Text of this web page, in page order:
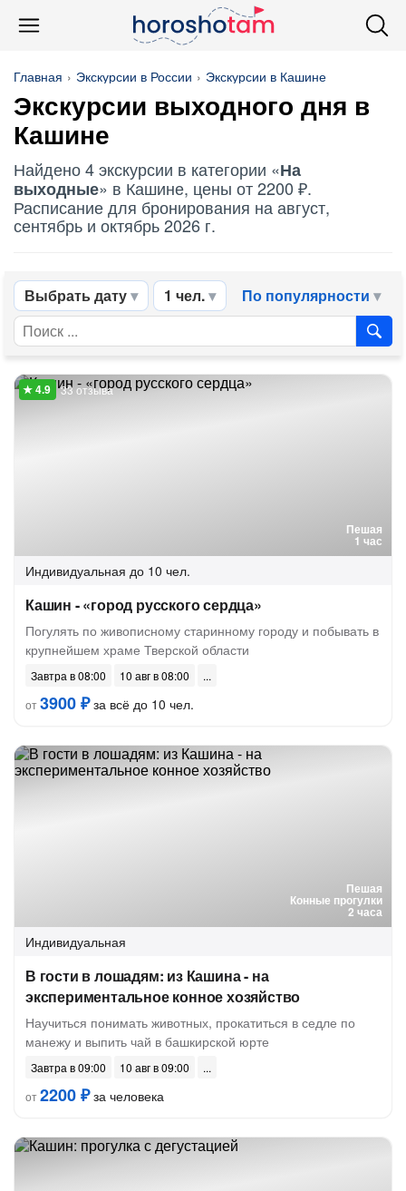
Главная Экскурсии в России Экскурсии в Кашине
Экскурсии выходного дня в
Кашине
Найдено 4 экскурсии в категории «На
выходные» в Кашине, цены от 2200 ₽.
Расписание для бронирования на август,
сентябрь и октябрь 2026 г.
Выбрать дату 1 чел. По популярности
Пешая
1 час
33 отзыва
Индивидуальная до 10 чел.
Кашин - «город русского сердца»
Погулять по живописному старинному городу и побывать в
крупнейшем храме Тверской области
Завтра в 08:00
10 авг в 08:00
от3900 ₽за всё до 10 чел.
Пешая
Конные прогулки
2 часа
Индивидуальная
В гости в лошадям: из Кашина - на
экспериментальное конное хозяйство
Научиться понимать животных, прокатиться в седле по
манежу и выпить чай в башкирской юрте
Завтра в 09:00
10 авг в 09:00
от2200 ₽за человека